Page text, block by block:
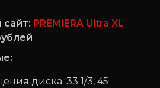
PREMIERA Ultra XL
диска: 33 1/3, 45